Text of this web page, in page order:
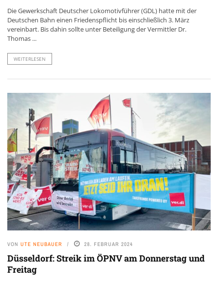
Die Gewerkschaft Deutscher Lokomotivführer (GDL) hatte mit der
Deutschen Bahn einen Friedenspflicht bis einschließlich 3. März
vereinbart. Bis dahin sollte unter Beteiligung der Vermittler Dr.
Thomas ...
WEITERLESEN
VON UTE NEUBAUER 28. FEBRUAR 2024
Düsseldorf: Streik im ÖPNV am Donnerstag und
Freitag